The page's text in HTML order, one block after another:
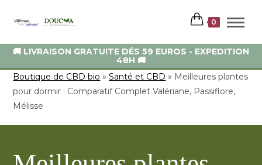
🚚 LIVRAISON GRATUITE DÉS 59 EUROS - EXPEDITION
48H 🚚
0
Boutique de CBD bio »Santé et CBD » Meilleures plantes
pour dormir : Comparatif Complet Valériane, Passiflore,
Mélisse